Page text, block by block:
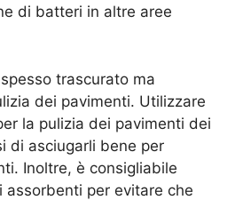
di batteri in altre aree
trascurato ma
dei pavimenti. Utilizzare
la pulizia dei pavimenti dei
di asciugarli bene per
Inoltre, è consigliabile
assorbenti per evitare che